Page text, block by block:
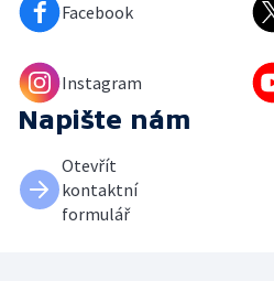
Facebook
Instagram
Napište nám
Otevřít
kontaktní
formulář